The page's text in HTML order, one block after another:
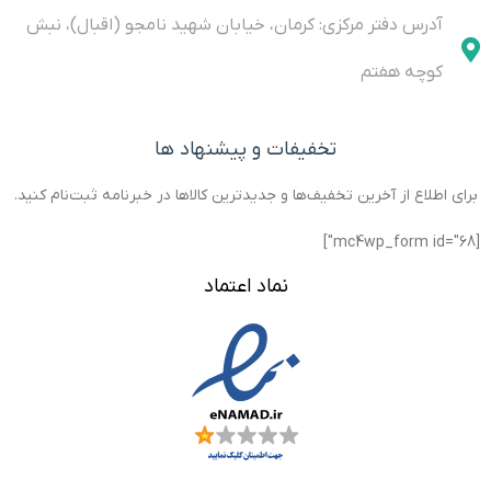
of zero
drift
آدرس دفتر مرکزی: کرمان، خیابان شهید نامجو (اقبال)، نبش
کوچه هفتم
تخفیفات و پیشنهاد ها
برای اطلاع از آخرین تخفیف‌ها و جدیدترین کالاها در خبرنامه ثبت‌نام کنید.
[mc4wp_form id="68"]
نماد اعتماد